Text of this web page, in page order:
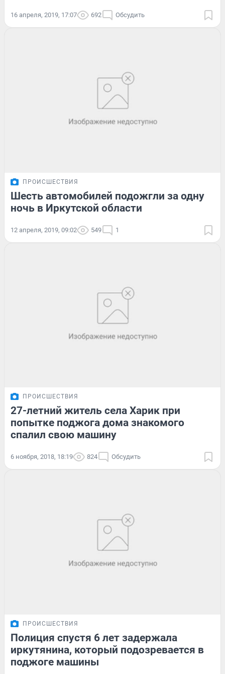
16 апреля, 2019, 17:07 692 Обсудить
ПРОИСШЕСТВИЯ
Шесть автомобилей подожгли за одну
ночь в Иркутской области
12 апреля, 2019, 09:02 549 1
ПРОИСШЕСТВИЯ
27-летний житель села Харик при
попытке поджога дома знакомого
спалил свою машину
6 ноября, 2018, 18:19 824 Обсудить
ПРОИСШЕСТВИЯ
Полиция спустя 6 лет задержала
иркутянина, который подозревается в
поджоге машины